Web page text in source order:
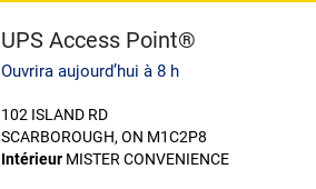
UPS Access Point®
Ouvrira aujourd’hui à 8 h
102 ISLAND RD
SCARBOROUGH, ON M1C2P8
IntérieurMISTER CONVENIENCE